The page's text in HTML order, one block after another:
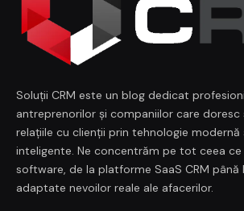
Soluții CRM este un blog dedicat
antreprenorilor și companiilor care doresc
relațiile cu clienții prin tehnologie modernă
inteligente. Ne concentrăm pe tot ceea ce
software, de la platforme SaaS CRM până
adaptate nevoilor reale ale afacerilor.